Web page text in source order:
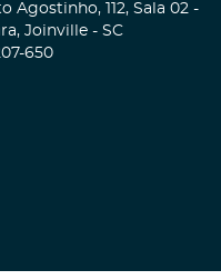
Agostinho, 112, Sala 02 -
Joinville - SC
650